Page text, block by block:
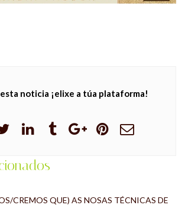
noticia ¡elixe a túa plataforma!
CREMOS QUE) AS NOSAS TÉCNICAS DE